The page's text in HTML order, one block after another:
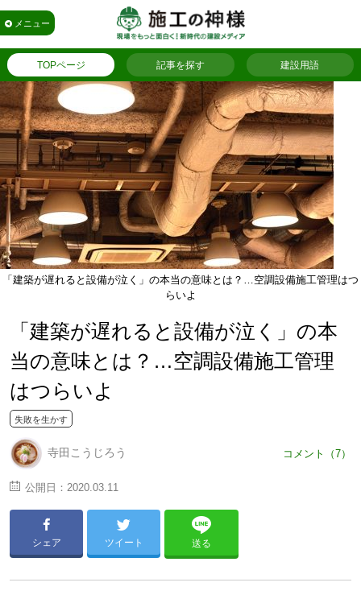
メニュー
TOPページ 記事を探す 建設用語
「建築が遅れると設備が泣く」の本当の意味とは？…空調設備施工管理はつ
らいよ
「建築が遅れると設備が泣く」の本
当の意味とは？…空調設備施工管理
はつらいよ
失敗を生かす
寺田こうじろう コメント（7）
公開日： 2020.03.11
シェア ツイート 送る